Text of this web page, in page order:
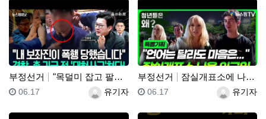
부정선거 "목덜미 잡고 팔목 비틀었다!"…"경찰, 민노총엔 아무…
등록자유기자
등록일
06.17
부정선거 잠실개표소에 나온 외국인
등록자유기자
등록일
06.17